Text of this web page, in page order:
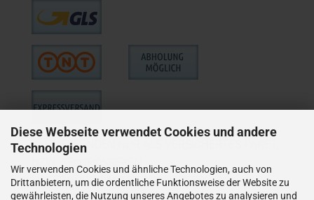
Diese Webseite verwendet Cookies und andere
Technologien
Wir verwenden Cookies und ähnliche Technologien, auch von
Drittanbietern, um die ordentliche Funktionsweise der Website zu
gewährleisten, die Nutzung unseres Angebotes zu analysieren und
WIE VERSENDEN NUR ALS VERSICHERTES PAKET,
BZW. BEI GRÖSSEREN
LIEFERUNGEN ALS VERSICHERTER